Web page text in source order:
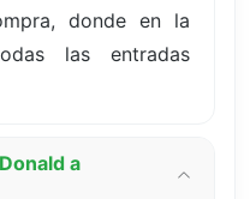
donde en la
las entradas
a